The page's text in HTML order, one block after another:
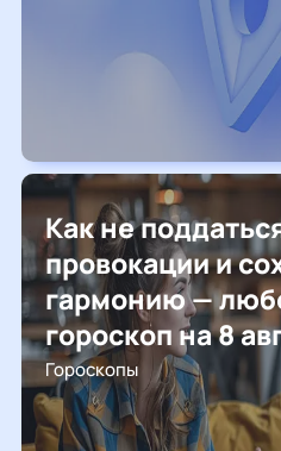
Как не
провокации и
гармонию —
гороскоп на 8
Гороскопы